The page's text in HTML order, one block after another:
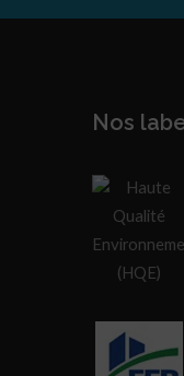
Nos